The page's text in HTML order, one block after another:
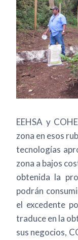
EEHSA y
zona en esos
tecnologías
zona a bajos
obtenida la
podrán
el excedente
traduce en la
sus negocios,